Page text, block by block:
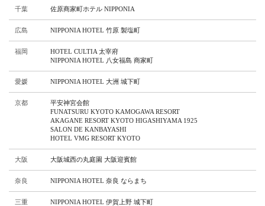
千葉 佐原商家町ホテル NIPPONIA
広島 NIPPONIA HOTEL 竹原 製塩町
福岡
HOTEL CULTIA 太宰府
NIPPONIA HOTEL 八女福島 商家町
愛媛 NIPPONIA HOTEL 大洲 城下町
京都
平安神宮会館
FUNATSURU KYOTO KAMOGAWA RESORT
AKAGANE RESORT KYOTO HIGASHIYAMA 1925
SALON DE KANBAYASHI
HOTEL VMG RESORT KYOTO
大阪 ⼤阪城⻄の丸庭園 ⼤阪迎賓館
奈良 NIPPONIA HOTEL 奈良 ならまち
三重 NIPPONIA HOTEL 伊賀上野 城下町